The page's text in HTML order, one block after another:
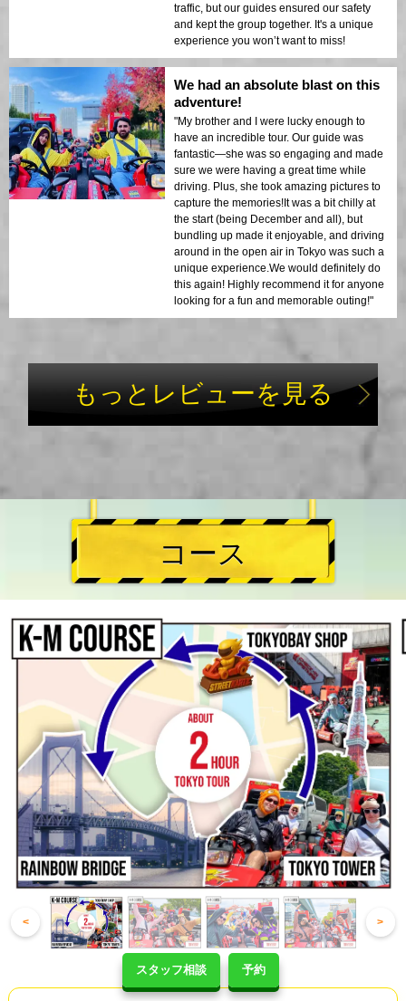
スタッフ相談 予約
traffic, but our guides ensured our safety
and kept the group together. It's a unique
experience you won’t want to miss!
We had an absolute blast on this
adventure!
"My brother and I were lucky enough to
have an incredible tour. Our guide was
fantastic—she was so engaging and made
sure we were having a great time while
driving. Plus, she took amazing pictures to
capture the memories!It was a bit chilly at
the start (being December and all), but
bundling up made it enjoyable, and driving
around in the open air in Tokyo was such a
unique experience.We would definitely do
this again! Highly recommend it for anyone
looking for a fun and memorable outing!"
もっとレビューを見る
コース
< >